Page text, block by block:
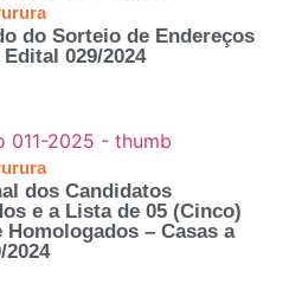
do Sorteio de Endereços
029/2024
dos Candidatos
e a Lista de 05 (Cinco)
– Casas a